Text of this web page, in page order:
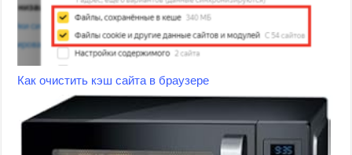
Как очистить кэш сайта в браузере